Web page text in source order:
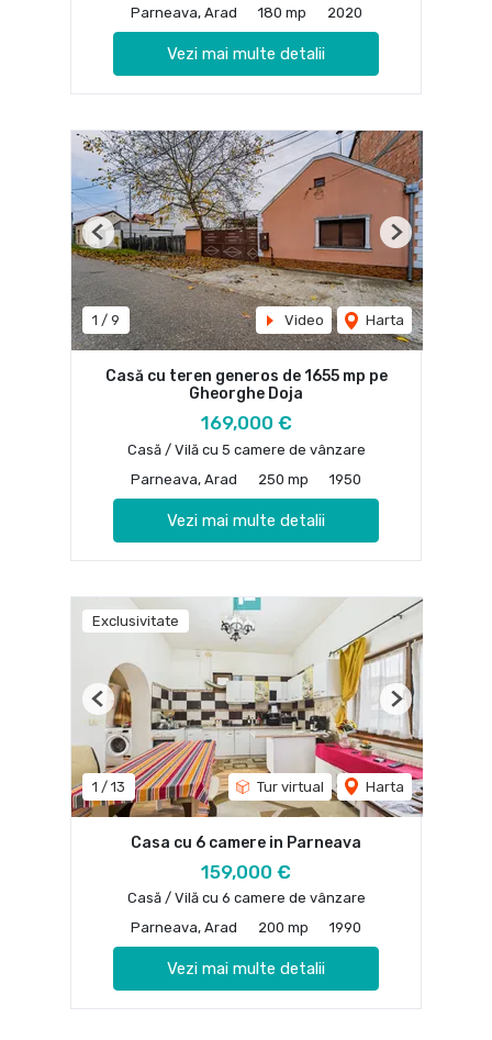
Parneava, Arad
180 mp 2020
Vezi mai multe detalii
1 / 9 Video Harta
Previous Next
Casă cu teren generos de 1655 mp pe
Gheorghe Doja
169,000 €
Casă / Vilă cu 5 camere de vânzare
Parneava, Arad
250 mp 1950
Vezi mai multe detalii
Exclusivitate
1 / 13 Tur virtual Harta
Previous Next
Casa cu 6 camere in Parneava
159,000 €
Casă / Vilă cu 6 camere de vânzare
Parneava, Arad
200 mp 1990
Vezi mai multe detalii